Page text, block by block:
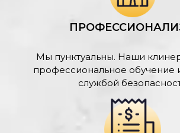
Мы пунктуальны. Наши
профессиональное обучение
службой